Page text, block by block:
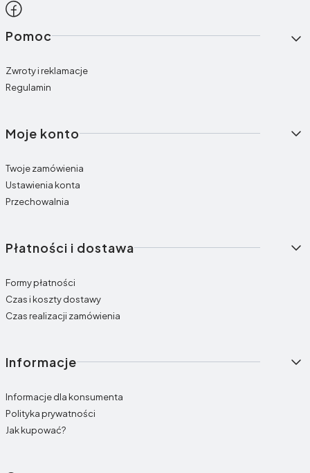
Linki w stopce
Pomoc
Zwroty i reklamacje
Regulamin
Moje konto
Twoje zamówienia
Ustawienia konta
Przechowalnia
Płatności i dostawa
Formy płatności
Czas i koszty dostawy
Czas realizacji zamówienia
Informacje
Informacje dla konsumenta
Polityka prywatności
Jak kupować?